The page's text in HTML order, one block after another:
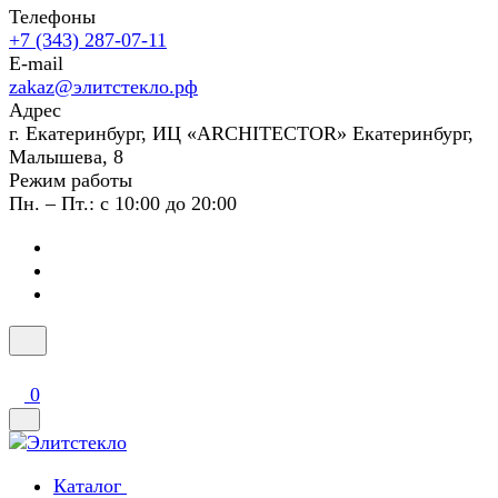
Телефоны
+7 (343) 287-07-11
E-mail
zakaz@элитстекло.рф
Адрес
г. Екатеринбург, ИЦ «ARCHITECTOR» Екатеринбург,
Малышева, 8
Режим работы
Пн. – Пт.: с 10:00 до 20:00
0
Каталог